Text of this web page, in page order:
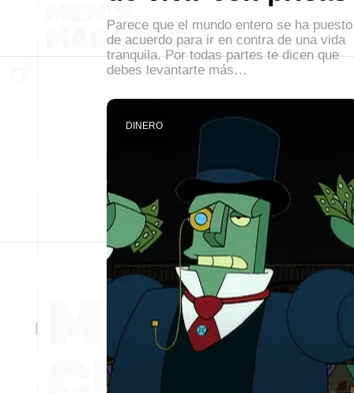
Parece que el mundo entero se ha puesto
de acuerdo para ir en contra de una vida
tranquila. Por todas partes te dicen que
debes levantarte más…
DINERO